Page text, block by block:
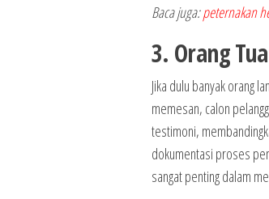
Baca juga:peternakan
3. Orang
Jika dulu banyak orang
memesan, calon
testimoni,
dokumentasi proses
sangat penting dalam